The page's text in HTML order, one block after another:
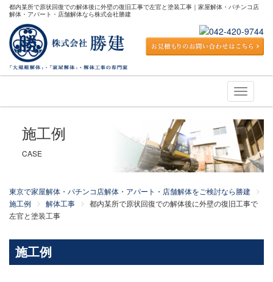
都内某所で原状回復での解体後に外壁の復旧工事で左官と塗装工事｜家屋解体・パチンコ店
解体・アパート・店舗解体なら株式会社勝建
Toggle
施工例
CASE
東京で家屋解体・パチンコ店解体・アパート・店舗解体をご検討なら勝建
施工例
解体工事
都内某所で原状回復での解体後に外壁の復旧工事で
左官と塗装工事
施工例